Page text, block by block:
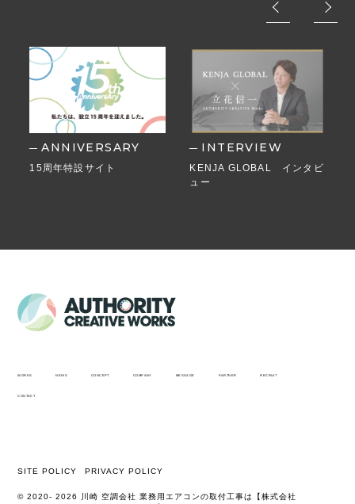
ANNIVERSARY
15周年特設サイト
INTERVIEW
KENJA GLOBAL インタビ
ュー
WORKS NEWS CONCEPT COMPANY MESSAGE PARTNER RECRUIT
CONTACT
SITE POLICY PRIVACY POLICY
© 2020- 2026 川崎 空調会社 業務用エアコンの取付工事は【株式会社